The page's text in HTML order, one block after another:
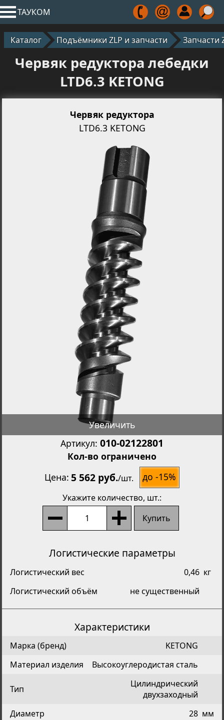
ТАУКОМ
Каталог Подъёмники ZLP и запчасти Запчасти
Червяк редуктора лебедки
LTD6.3 KETONG
Червяк редуктора
LTD6.3 KETONG
Увеличить
Артикул: 010-02122801
Кол-во ограничено
Цена 5 562 руб./шт. до -15%
Укажите количество, шт.:
Купить
Логистические параметры
Логистический вес 0,46 кг
Логистический объём
не существенный
Характеристики
Марка (бренд)
KETONG
Материал изделия
Высокоуглеродистая сталь
Тип
Цилиндрический
двухзаходный
Диаметр
28 мм